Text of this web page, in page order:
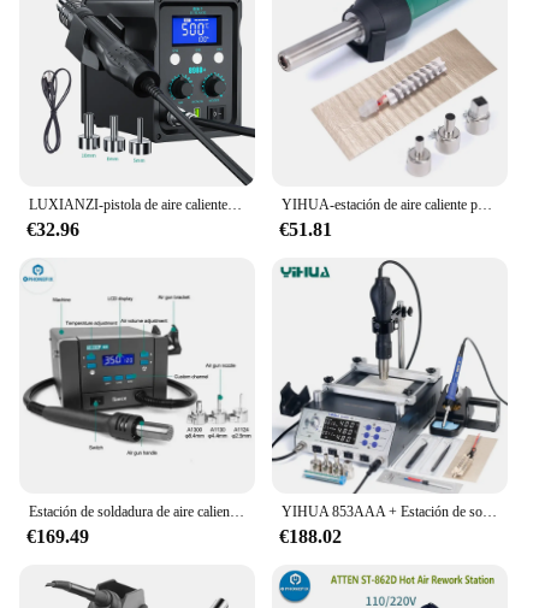
€32.96
YIHUA-estación de aire caliente portátil, 8858-I, pantalla Digital LED, 700W, pistola de soldadura, PCB, SMD, reparación, estación de retrabajo BGA
€51.81
€169.49
YIHUA 853AAA + Estación de soldadura controlada por programación, estación de precalentamiento de 1200W, pistola de aire caliente, 3 en 1
€188.02